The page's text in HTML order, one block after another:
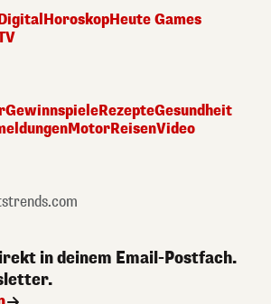
HoroskopHeute Games
GewinnspieleRezepteGesundheit
MotorReisenVideo
in deinem Email-Postfach.